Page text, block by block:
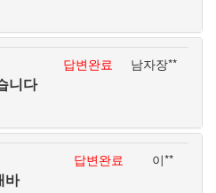
니다
답변완료 남자장**
바
답변완료 이**